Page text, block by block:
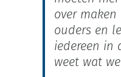
over maken
ouders en
iedereen in
weet wat